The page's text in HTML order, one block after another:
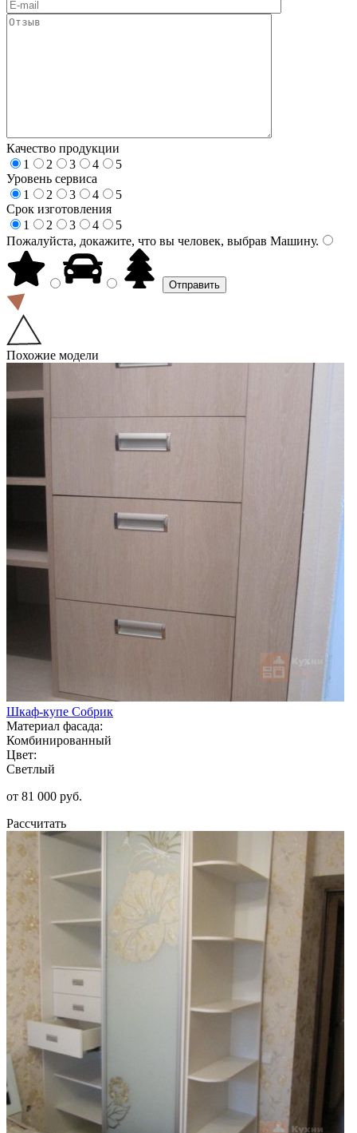
Качество продукции
1
2 3 4
5
Уровень сервиса
1
2 3 4
5
Срок изготовления
1
2 3 4
5
Пожалуйста, докажите, что вы человек, выбрав Машину.
Похожие модели
Шкаф-купе Собрик
Материал фасада:
Комбинированный
Цвет:
Светлый
от 81 000 руб.
Рассчитать